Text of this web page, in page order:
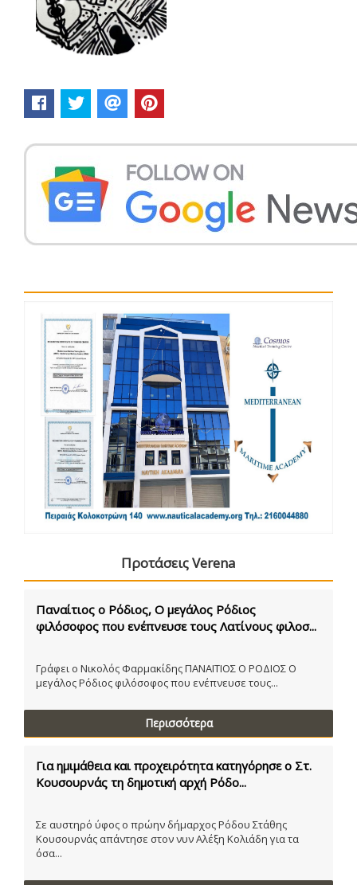
Προτάσεις Verena
Παναίτιος ο Ρόδιος, Ο μεγάλος Ρόδιος
φιλόσοφος που ενέπνευσε τους Λατίνους φιλοσ...
Γράφει ο Νικολός Φαρμακίδης ΠΑΝΑΙΤΙΟΣ Ο ΡΟΔΙΟΣ Ο
μεγάλος Ρόδιος φιλόσοφος που ενέπνευσε τους...
Περισσότερα
Για ημιμάθεια και προχειρότητα κατηγόρησε ο Στ.
Κουσουρνάς τη δημοτική αρχή Ρόδο...
Σε αυστηρό ύφος ο πρώην δήμαρχος Ρόδου Στάθης
Κουσουρνάς απάντησε στον νυν Αλέξη Κολιάδη για τα
όσα...